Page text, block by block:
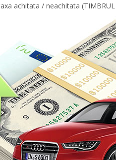
achitata / neachitata (TIMBRUL